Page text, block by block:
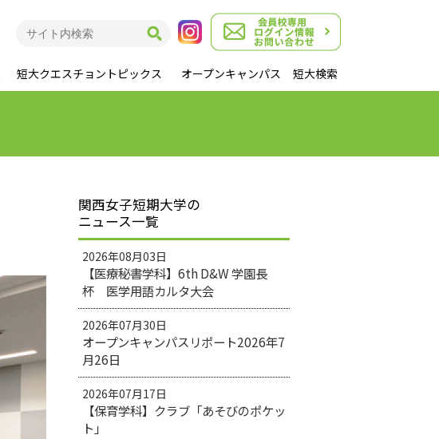
短大クエスチョントピックス オープンキャンパス 短大検索
関西女子短期大学の
ニュース一覧
2026年08月03日
【医療秘書学科】6th D&W 学園長
杯 医学用語カルタ大会
2026年07月30日
オープンキャンパスリポート2026年7
月26日
2026年07月17日
【保育学科】クラブ「あそびのポケッ
ト」